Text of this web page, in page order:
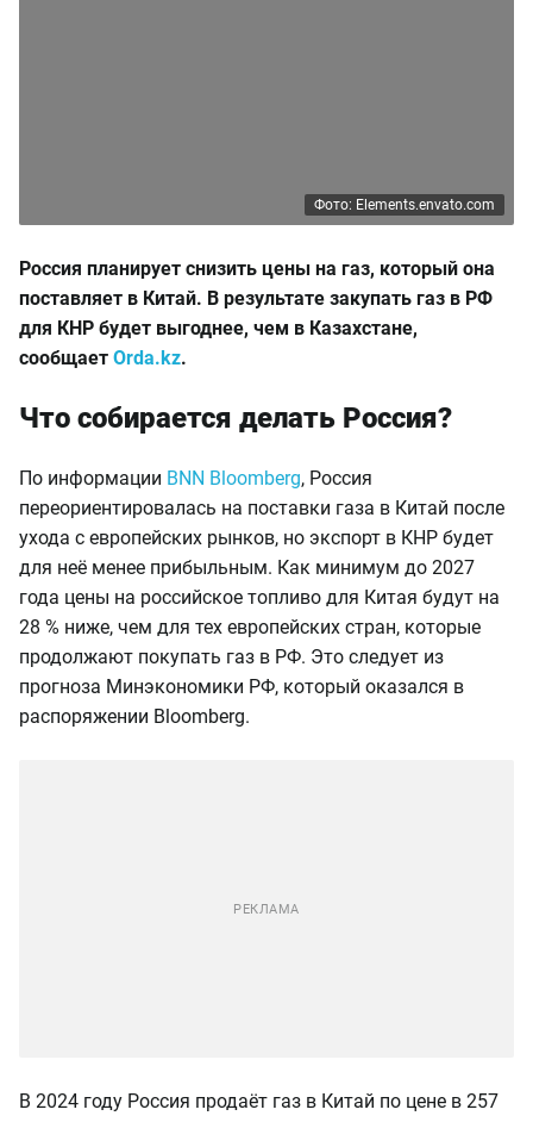
Фото: Elements.envato.com
Россия планирует снизить цены на газ, который она
поставляет в Китай. В результате закупать газ в РФ
для КНР будет выгоднее, чем в Казахстане,
сообщает Orda.kz.
Что собирается делать Россия?
По информации BNN Bloomberg, Россия
переориентировалась на поставки газа в Китай после
ухода с европейских рынков, но экспорт в КНР будет
для неё менее прибыльным. Как минимум до 2027
года цены на российское топливо для Китая будут на
28 % ниже, чем для тех европейских стран, которые
продолжают покупать газ в РФ. Это следует из
прогноза Минэкономики РФ, который оказался в
распоряжении Bloomberg.
В 2024 году Россия продаёт газ в Китай по цене в 257